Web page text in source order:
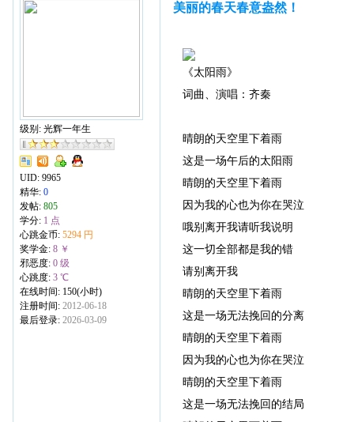
级别: 光辉一年生
UID: 9965
精华: 0
发帖: 805
学分: 1 点
心跳金币: 5294 円
奖学金: 8 ￥
邪恶度: 0 级
心跳度: 3 ℃
在线时间: 150(小时)
注册时间: 2012-06-18
最后登录: 2026-03-09
美丽的春天春意盎然！
《太阳雨》
词曲、演唱：齐秦
晴朗的天空里下着雨
这是一场午后的太阳雨
晴朗的天空里下着雨
因为我的心也为你在哭泣
哦别离开我请听我说明
这一切全部都是我的错
请别离开我
晴朗的天空里下着雨
这是一场无法挽回的分离
晴朗的天空里下着雨
因为我的心也为你在哭泣
晴朗的天空里下着雨
这是一场无法挽回的结局